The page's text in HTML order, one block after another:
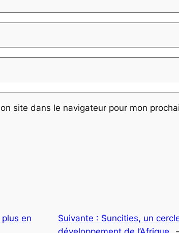
site dans le navigateur pour mon
en
Suivante : Suncities, un